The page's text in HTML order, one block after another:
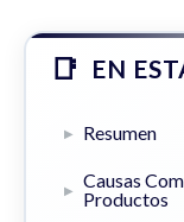
EN
Resumen
Causas
Productos